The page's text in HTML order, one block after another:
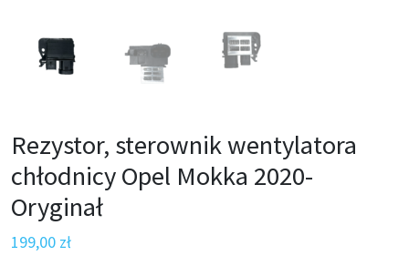
Rezystor, sterownik wentylatora
chłodnicy Opel Mokka 2020-
Oryginał
199,00 zł